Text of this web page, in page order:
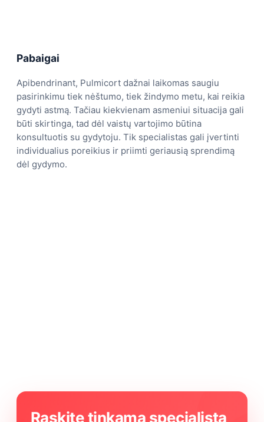
Pabaigai
Apibendrinant, Pulmicort dažnai laikomas saugiu
pasirinkimu tiek nėštumo, tiek žindymo metu, kai reikia
gydyti astmą. Tačiau kiekvienam asmeniui situacija gali
būti skirtinga, tad dėl vaistų vartojimo būtina
konsultuotis su gydytoju. Tik specialistas gali įvertinti
individualius poreikius ir priimti geriausią sprendimą
dėl gydymo.
Raskite tinkamą specialistą